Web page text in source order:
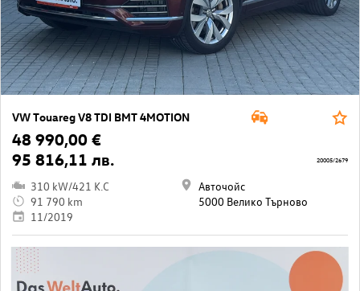
VW Touareg V8 TDI BMT 4MOTION
48 990,00 €
95 816,11 лв.
310 kW/421 K.C
91 790 km
11/2019
Авточойс
5000 Велико Търново
20005/2679